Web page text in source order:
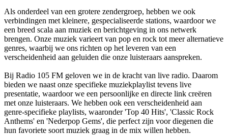
Als onderdeel van een grotere zendergroep, hebben we ook
verbindingen met kleinere, gespecialiseerde stations, waardoor we
een breed scala aan muziek en berichtgeving in ons netwerk
brengen. Onze muziek varieert van pop en rock tot meer alternatieve
genres, waarbij we ons richten op het leveren van een
verscheidenheid aan geluiden die onze luisteraars aanspreken.
Bij Radio 105 FM geloven we in de kracht van live radio. Daarom
bieden we naast onze specifieke muziekplaylist tevens live
presentatie, waardoor we een persoonlijke en directe link creëren
met onze luisteraars. We hebben ook een verscheidenheid aan
genre-specifieke playlists, waaronder 'Top 40 Hits', 'Classic Rock
Anthems' en 'Nederpop Gems', die perfect zijn voor diegenen die
hun favoriete soort muziek graag in de mix willen hebben.